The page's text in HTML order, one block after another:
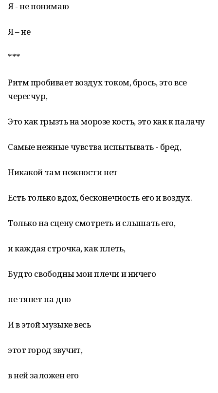
Я - не понимаю
Я – не
***
Ритм пробивает воздух током, брось, это все
чересчур,
Это как грызть на морозе кость, это как к палачу
Самые нежные чувства испытывать - бред,
Никакой там нежности нет
Есть только вдох, бесконечность его и воздух.
Только на сцену смотреть и слышать его,
и каждая строчка, как плеть,
Будто свободны мои плечи и ничего
не тянет на дно
И в этой музыке весь
этот город звучит,
в ней заложен его